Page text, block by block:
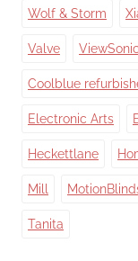
Wolf & Storm
Valve ViewSonic
Coolblue
Electronic Arts
Heckettlane
Mill
Tanita